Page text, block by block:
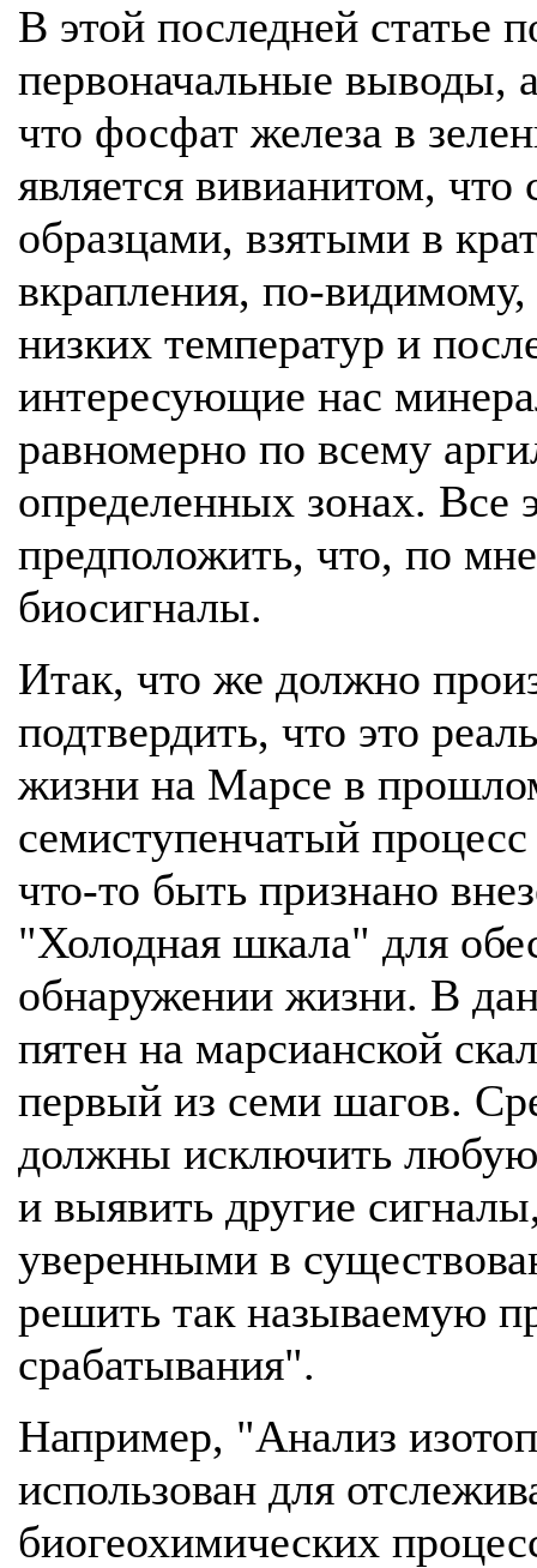
В этой последней статье
первоначальные выводы,
что фосфат железа в
является вивианитом,
образцами, взятыми в
вкрапления, по-видимому,
низких температур и
интересующие нас
равномерно по всему
определенных зонах. Все
предположить, что, по
биосигналы.
Итак, что же должно
подтвердить, что это
жизни на Марсе в
семиступенчатый
что-то быть признано
"Холодная шкала" для
обнаружении жизни. В
пятен на марсианской
первый из семи шагов.
должны исключить
и выявить другие
уверенными в
решить так называемую
срабатывания".
Например, "Анализ
использован для
биогеохимических